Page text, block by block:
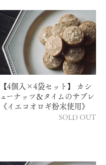
【4個入×4袋セット】 カシ
ューナッツ＆タイムのサブレ
《イエコオロギ粉末使用》
SOLD OUT